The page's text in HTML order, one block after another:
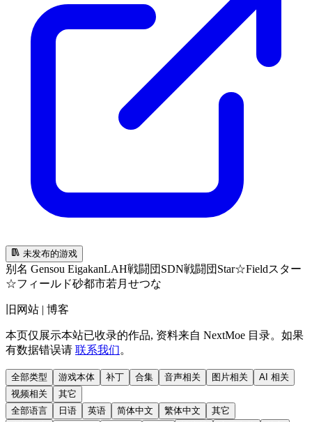
未发布的游戏
别名 Gensou EigakanLAH戦闘団 SDN戦闘団 Star☆Fieldスター
☆フィールド砂都市若月せつな
旧网站 | 博客
本页仅展示本站已收录的作品, 资料来自 NextMoe 目录。如果
有数据错误请 联系我们。
全部类型 游戏本体 补丁 合集 音声相关 图片相关
AI 相关
视频相关
其它
全部语言
日语 英语 简体中文 繁体中文
其它